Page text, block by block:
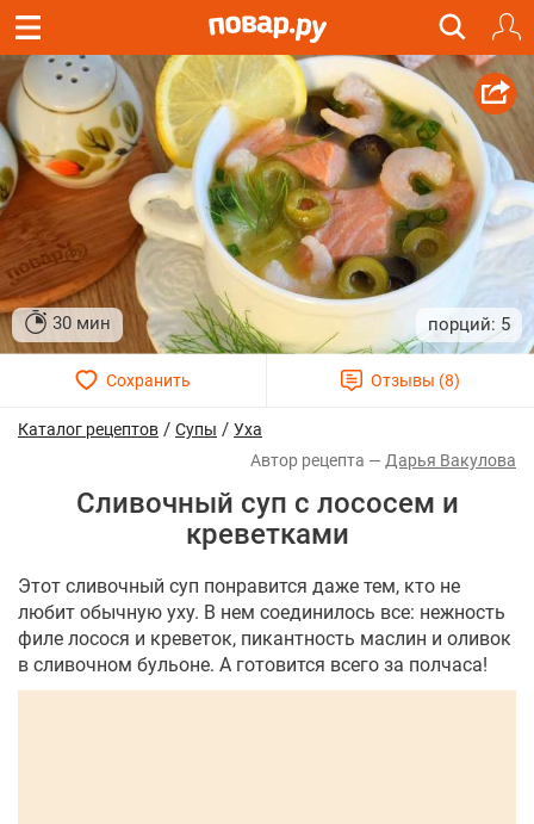
30 мин 5
Каталог рецептов / Супы / Уха
Дарья Вакулова
Сливочный суп с лососем и
креветками
Этот сливочный суп понравится даже тем, кто не
любит обычную уху. В нем соединилось все: нежность
филе лосося и креветок, пикантность маслин и оливок
в сливочном бульоне. А готовится всего за полчаса!